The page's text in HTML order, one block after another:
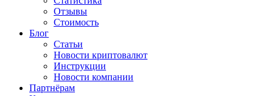
Отзывы
Стоимость
Блог
Статьи
Новости криптовалют
Инструкции
Новости компании
Партнёрам